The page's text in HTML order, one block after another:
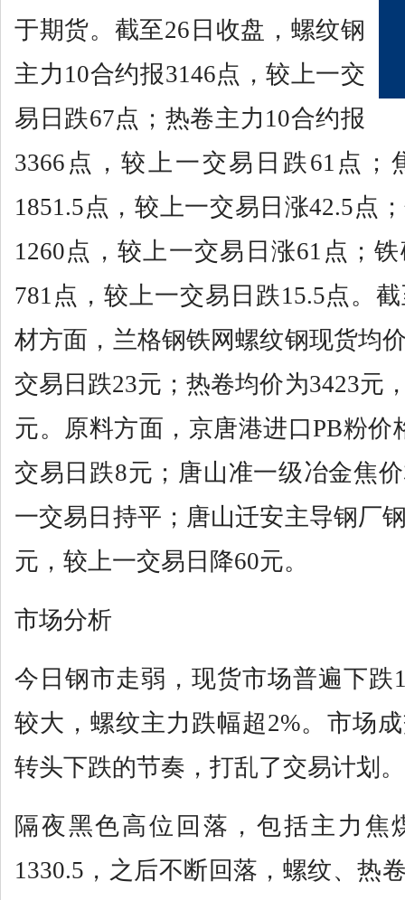
于期货。截至26日收盘，螺纹钢
主力10合约报3146点，较上一交
易日跌67点；热卷主力10合约报
3366点，较上一交易日跌61点；
1851.5点，较上一交易日涨42.5点
1260点，较上一交易日涨61点；
781点，较上一交易日跌15.5点。
材方面，兰格钢铁网螺纹钢现货均
交易日跌23元；热卷均价为3423元
元。原料方面，京唐港进口PB粉价
交易日跌8元；唐山准一级冶金焦
一交易日持平；唐山迁安主导钢厂
元，较上一交易日降60元。
市场分析
今日钢市走弱，现货市场普遍下跌
较大，螺纹主力跌幅超2%。市场
转头下跌的节奏，打乱了交易计划。
隔夜黑色高位回落，包括主力焦
1330.5，之后不断回落，螺纹、热